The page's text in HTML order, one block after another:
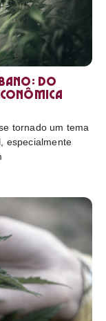
do
tornado um tema
especialmente